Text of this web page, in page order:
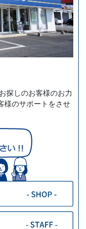
探しのお客様のお力
様のサポートをさせ